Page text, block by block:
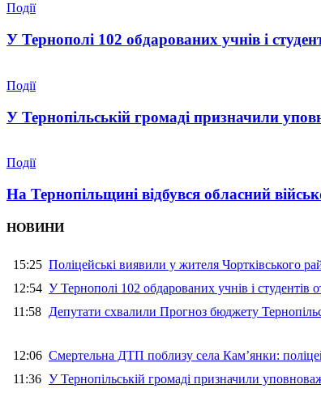
Події
У Тернополі 102 обдарованих учнів і
Події
У Тернопільській громаді призначили
Події
На Тернопільщині відбувся обласний
НОВИНИ
15:25 Поліцейські виявили у жителя Чортківського
12:54 У Тернополі 102 обдарованих учнів і студентів
11:58 Депутати схвалили Прогноз бюджету
12:06 Смертельна ДТП поблизу села Кам’янки:
11:36 У Тернопільській громаді призначили